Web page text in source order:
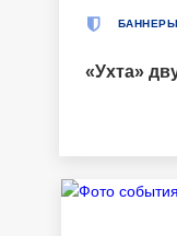
«Ухта»